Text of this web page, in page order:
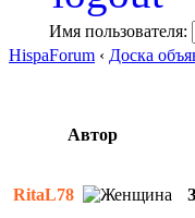
Имя пользователя:
HispaForum ‹ Доска
Автор
RitaL78